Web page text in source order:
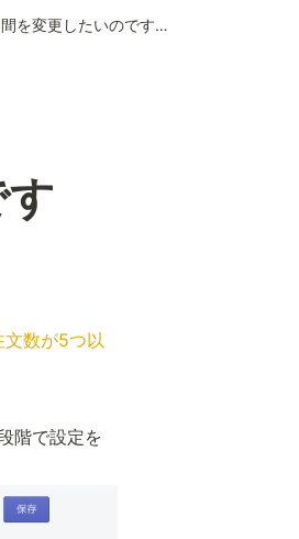
お届け準備期間を変更したいのですが…
数が5つ以
階で設定を